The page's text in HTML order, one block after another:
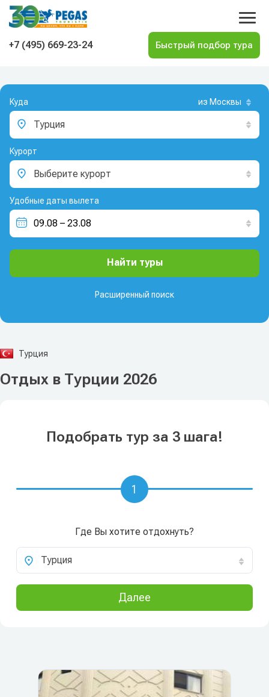
На главную
+7 (495) 669-23-24
Куда из Москвы
Турция
Курорт
Выберите курорт
Удобные даты вылета
Расширенный поиск
Найти туры
Турция
Отдых в Турции 2026
Подобрать тур за 3 шага!
Где Вы хотите отдохнуть?
Турция
Далее
1